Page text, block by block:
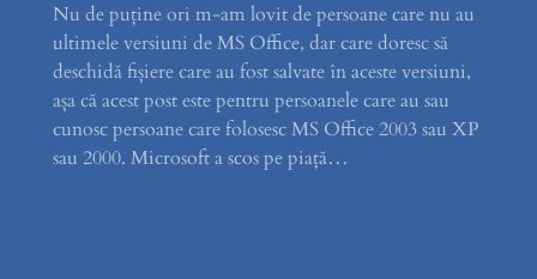
Nu de puține ori m-am lovit de persoane care nu au
ultimele versiuni de MS Office, dar care doresc să
deschidă fișiere care au fost salvate în aceste versiuni,
așa că acest post este pentru persoanele care au sau
cunosc persoane care folosesc MS Office 2003 sau XP
sau 2000. Microsoft a scos pe piață…